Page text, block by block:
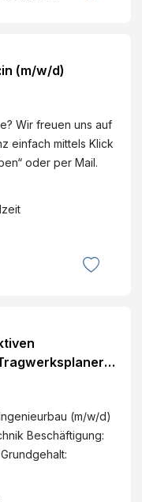
(m/w/d)
Wir freuen uns auf
einfach mittels Klick
oder per Mail.
(m/w/d)
Beschäftigung: